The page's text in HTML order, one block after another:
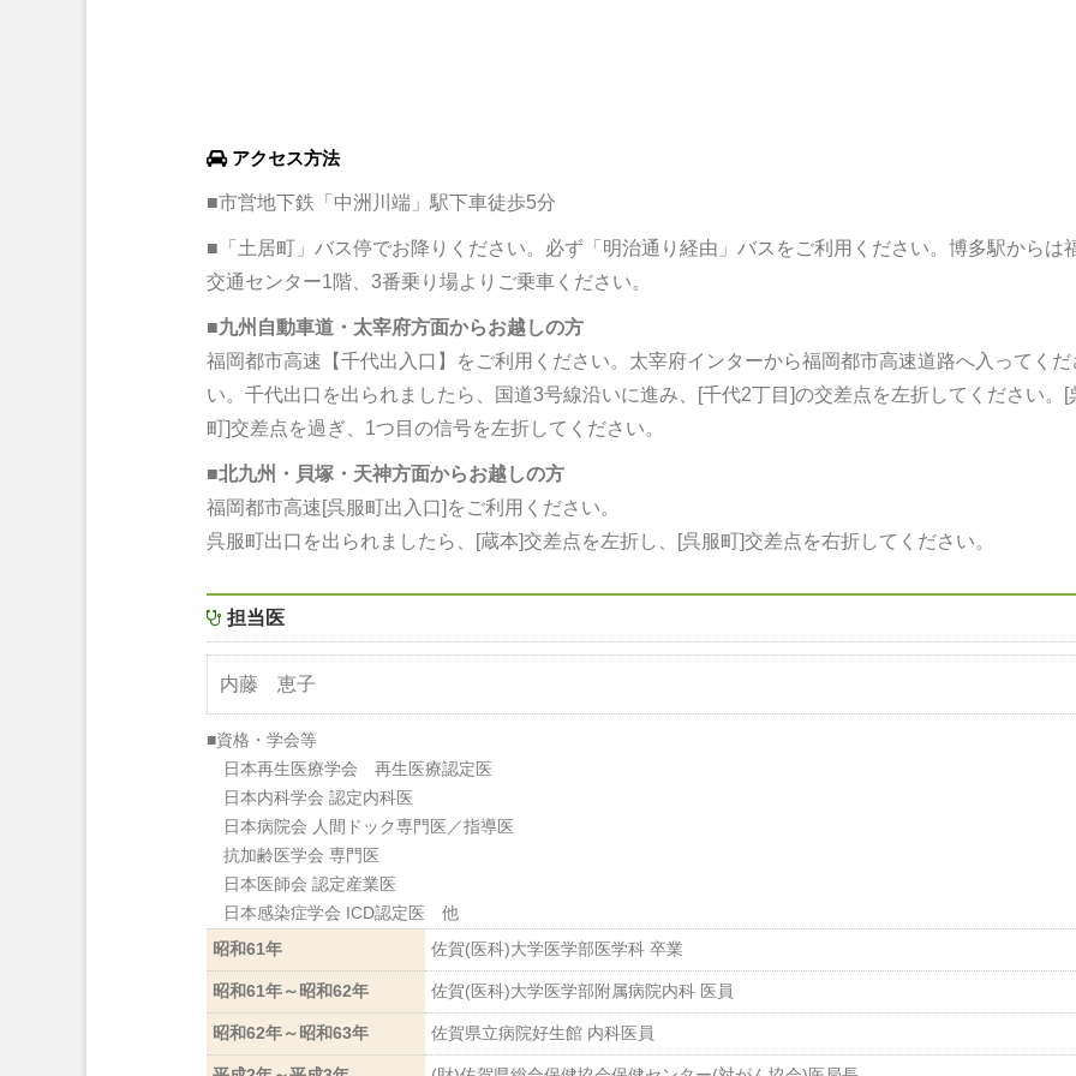
アクセス方法
■市営地下鉄「中洲川端」駅下車徒歩5分
■「土居町」バス停でお降りください。必ず「明治通り経由」バスをご利用ください。博多駅からは
交通センター1階、3番乗り場よりご乗車ください。
■九州自動車道・太宰府方面からお越しの方
福岡都市高速【千代出入口】をご利用ください。太宰府インターから福岡都市高速道路へ入ってくだ
い。千代出口を出られましたら、国道3号線沿いに進み、[千代2丁目]の交差点を左折してください。[
町]交差点を過ぎ、1つ目の信号を左折してください。
■北九州・貝塚・天神方面からお越しの方
福岡都市高速[呉服町出入口]をご利用ください。
呉服町出口を出られましたら、[蔵本]交差点を左折し、[呉服町]交差点を右折してください。
担当医
内藤 恵子
■資格・学会等
日本再生医療学会 再生医療認定医
日本内科学会 認定内科医
日本病院会 人間ドック専門医／指導医
抗加齢医学会 専門医
日本医師会 認定産業医
日本感染症学会 ICD認定医 他
昭和61年
佐賀(医科)大学医学部医学科 卒業
昭和61年～昭和62年 佐賀(医科)大学医学部附属病院内科 医員
昭和62年～昭和63年 佐賀県立病院好生館 内科医員